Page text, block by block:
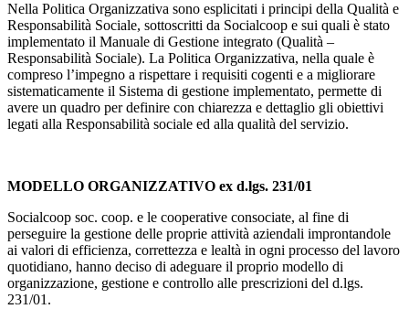
Nella Politica Organizzativa sono esplicitati i principi della Qualità e
Responsabilità Sociale, sottoscritti da Socialcoop e sui quali è stato
implementato il Manuale di Gestione integrato (Qualità –
Responsabilità Sociale). La Politica Organizzativa, nella quale è
compreso l’impegno a rispettare i requisiti cogenti e a migliorare
sistematicamente il Sistema di gestione implementato, permette di
avere un quadro per definire con chiarezza e dettaglio gli obiettivi
legati alla Responsabilità sociale ed alla qualità del servizio.
MODELLO ORGANIZZATIVO ex d.lgs. 231/01
Socialcoop soc. coop. e le cooperative consociate, al fine di
perseguire la gestione delle proprie attività aziendali improntandole
ai valori di efficienza, correttezza e lealtà in ogni processo del lavoro
quotidiano, hanno deciso di adeguare il proprio modello di
organizzazione, gestione e controllo alle prescrizioni del d.lgs.
231/01.